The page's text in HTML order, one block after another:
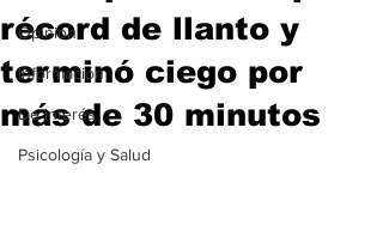
Opinión
Información
De interés
Psicología y Salud
récord de llanto y
terminó ciego por
más de 30 minutos